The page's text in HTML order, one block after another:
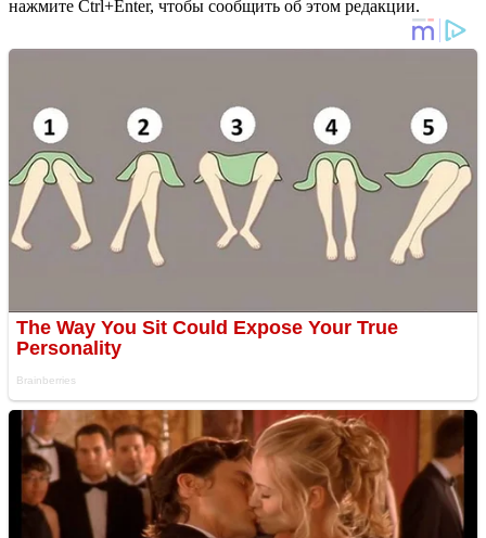
нажмите Ctrl+Enter, чтобы сообщить об этом редакции.